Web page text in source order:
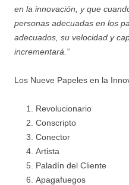
en la innovación, y que
personas adecuadas en los
adecuados, su velocidad y
incrementará.”
Los Nueve Papeles en la
Revolucionario
Conscripto
Conector
Artista
Paladín del Cliente
Apagafuegos